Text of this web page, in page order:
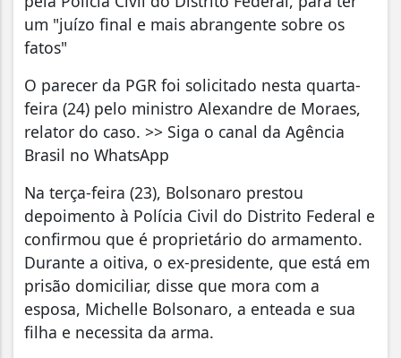
um "juízo final e mais abrangente sobre os
fatos"
O parecer da PGR foi solicitado nesta quarta-
feira (24) pelo ministro Alexandre de Moraes,
relator do caso. >> Siga o canal da Agência
Brasil no WhatsApp
Na terça-feira (23), Bolsonaro prestou
depoimento à Polícia Civil do Distrito Federal e
confirmou que é proprietário do armamento.
Durante a oitiva, o ex-presidente, que está em
prisão domiciliar, disse que mora com a
esposa, Michelle Bolsonaro, a enteada e sua
filha e necessita da arma.